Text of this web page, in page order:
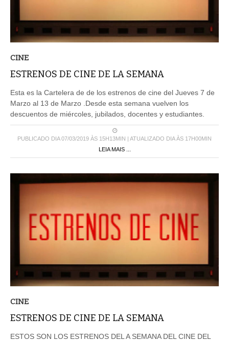
CINE
ESTRENOS DE CINE DE LA SEMANA
Esta es la Cartelera de de los estrenos de cine del Jueves 7 de
Marzo al 13 de Marzo .Desde esta semana vuelven los
descuentos de miércoles, jubilados, docentes y estudiantes.
PUBLICADO DIA 07/03/2019 ÀS 15H13MIN | ATUALIZADO DIA ÀS 17H00MIN
LEIA MAIS ...
CINE
ESTRENOS DE CINE DE LA SEMANA
ESTOS SON LOS ESTRENOS DEL A SEMANA DEL CINE DEL